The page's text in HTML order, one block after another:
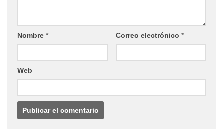
Nombre * Correo electrónico *
Web